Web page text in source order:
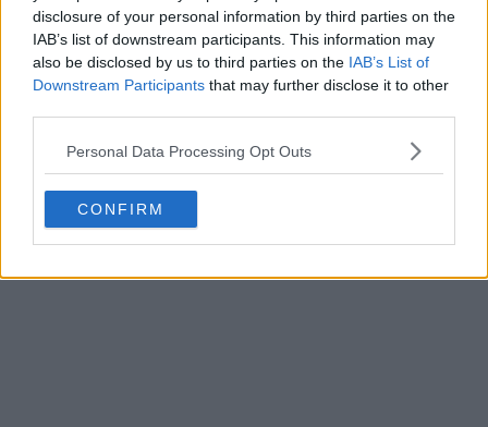
disclosure of your personal information by third parties on the
IAB’s list of downstream participants. This information may
also be disclosed by us to third parties on the IAB’s List of
Downstream Participants that may further disclose it to other
Personal Data Processing Opt Outs
CONFIRM
pus apa măsurată care mi-a rămas în vasul mixerului și
am adăugat uleiul. Peste acestea, am adăugat drojdia